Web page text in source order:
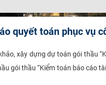
quyết toán phục vụ
xây dựng dự toán gói thầu
gói thầu “Kiểm toán báo cáo